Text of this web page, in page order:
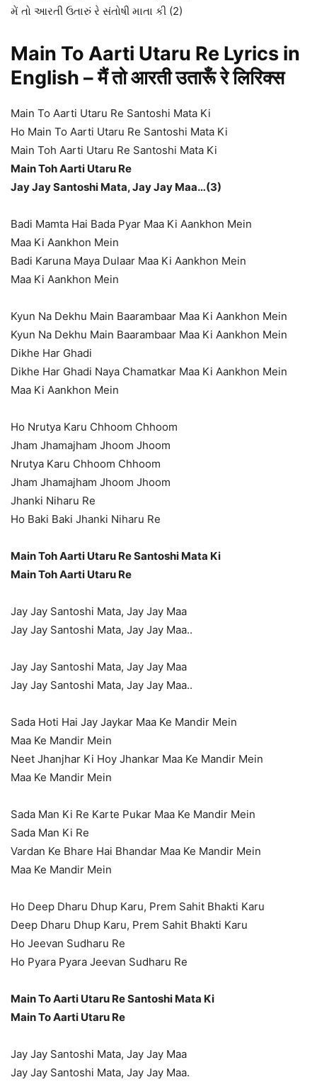
મેં તો આરતી ઉતારું રે સંતોષી માતા કી (2)
Main To Aarti Utaru Re Lyrics in
English – मैं तो आरती उतारूँ रे लिरिक्स
Main To Aarti Utaru Re Santoshi Mata Ki
Ho Main To Aarti Utaru Re Santoshi Mata Ki
Main Toh Aarti Utaru Re Santoshi Mata Ki
Main Toh Aarti Utaru Re
Jay Jay Santoshi Mata, Jay Jay Maa…(3)
Badi Mamta Hai Bada Pyar Maa Ki Aankhon Mein
Maa Ki Aankhon Mein
Badi Karuna Maya Dulaar Maa Ki Aankhon Mein
Maa Ki Aankhon Mein
Kyun Na Dekhu Main Baarambaar Maa Ki Aankhon Mein
Kyun Na Dekhu Main Baarambaar Maa Ki Aankhon Mein
Dikhe Har Ghadi
Dikhe Har Ghadi Naya Chamatkar Maa Ki Aankhon Mein
Maa Ki Aankhon Mein
Ho Nrutya Karu Chhoom Chhoom
Jham Jhamajham Jhoom Jhoom
Nrutya Karu Chhoom Chhoom
Jham Jhamajham Jhoom Jhoom
Jhanki Niharu Re
Ho Baki Baki Jhanki Niharu Re
Main Toh Aarti Utaru Re Santoshi Mata Ki
Main Toh Aarti Utaru Re
Jay Jay Santoshi Mata, Jay Jay Maa
Jay Jay Santoshi Mata, Jay Jay Maa..
Jay Jay Santoshi Mata, Jay Jay Maa
Jay Jay Santoshi Mata, Jay Jay Maa..
Sada Hoti Hai Jay Jaykar Maa Ke Mandir Mein
Maa Ke Mandir Mein
Neet Jhanjhar Ki Hoy Jhankar Maa Ke Mandir Mein
Maa Ke Mandir Mein
Sada Man Ki Re Karte Pukar Maa Ke Mandir Mein
Sada Man Ki Re
Vardan Ke Bhare Hai Bhandar Maa Ke Mandir Mein
Maa Ke Mandir Mein
Ho Deep Dharu Dhup Karu, Prem Sahit Bhakti Karu
Deep Dharu Dhup Karu, Prem Sahit Bhakti Karu
Ho Jeevan Sudharu Re
Ho Pyara Pyara Jeevan Sudharu Re
Main To Aarti Utaru Re Santoshi Mata Ki
Main To Aarti Utaru Re
Jay Jay Santoshi Mata, Jay Jay Maa
Jay Jay Santoshi Mata, Jay Jay Maa.